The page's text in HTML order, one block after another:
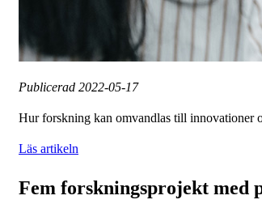
Publicerad 2022-05-17
Hur forskning kan omvandlas till
Läs artikeln
Fem forskningsprojekt med